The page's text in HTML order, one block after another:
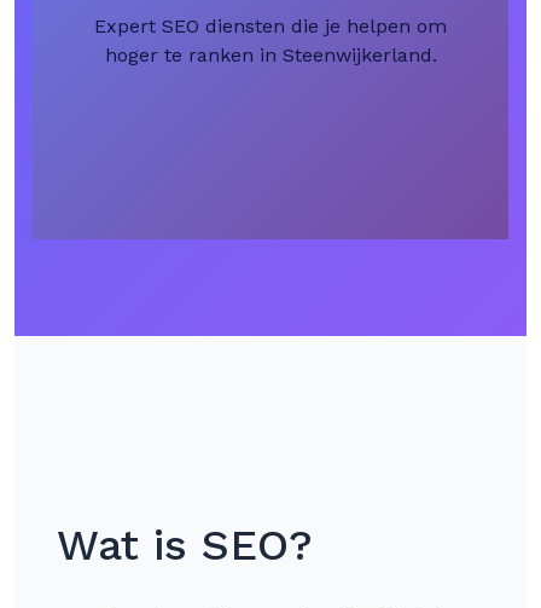
Expert SEO diensten die je helpen om
hoger te ranken in Steenwijkerland.
Wat is SEO?